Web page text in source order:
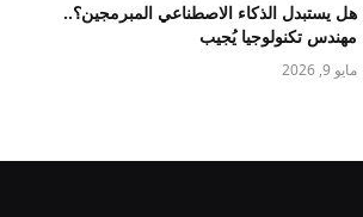
هل يستبدل الذكاء الاصطناعي المبرمجين؟..
مهندس تكنولوجيا يُجيب
مايو 9, 2026